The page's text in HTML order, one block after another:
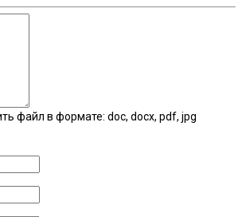
файл в формате: doc, docx, pdf, jpg